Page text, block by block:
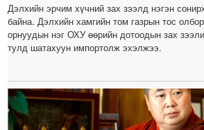
Дэлхийн эрчим хүчний зах зээлд нэгэн
байна. Дэлхийн хамгийн том газрын тос
орнуудын нэг ОХУ өөрийн дотоодын зах
тулд шатахуун импортолж эхэлжээ.